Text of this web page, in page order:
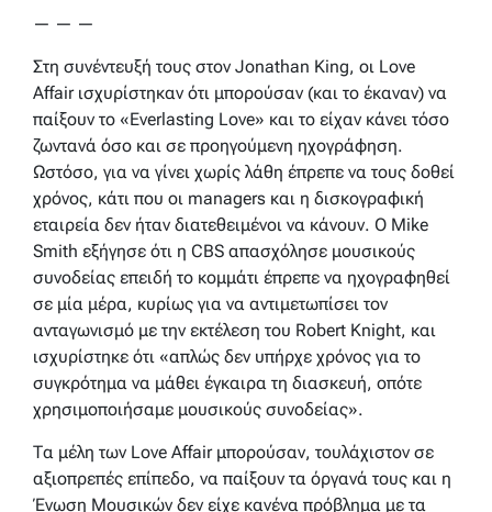
— — —
Στη συνέντευξή τους στον Jonathan King, οι Love
Affair ισχυρίστηκαν ότι μπορούσαν (και το έκαναν) να
παίξουν το «Everlasting Love» και το είχαν κάνει τόσο
ζωντανά όσο και σε προηγούμενη ηχογράφηση.
Ωστόσο, για να γίνει χωρίς λάθη έπρεπε να τους δοθεί
χρόνος, κάτι που οι managers και η δισκογραφική
εταιρεία δεν ήταν διατεθειμένοι να κάνουν. Ο Mike
Smith εξήγησε ότι η CBS απασχόλησε μουσικούς
συνοδείας επειδή το κομμάτι έπρεπε να ηχογραφηθεί
σε μία μέρα, κυρίως για να αντιμετωπίσει τον
ανταγωνισμό με την εκτέλεση του Robert Knight, και
ισχυρίστηκε ότι «απλώς δεν υπήρχε χρόνος για το
συγκρότημα να μάθει έγκαιρα τη διασκευή, οπότε
χρησιμοποιήσαμε μουσικούς συνοδείας».
Τα μέλη των Love Affair μπορούσαν, τουλάχιστον σε
αξιοπρεπές επίπεδο, να παίξουν τα όργανά τους και η
Ένωση Μουσικών δεν είχε κανένα πρόβλημα με τα